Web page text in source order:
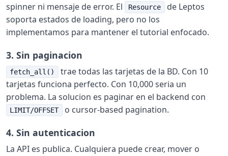
spinner ni mensaje de error. El
Resource
de Leptos
soporta estados de loading, pero no los
implementamos para mantener el tutorial enfocado.
3. Sin paginacion
fetch_all()
trae todas las tarjetas de la BD. Con 10
tarjetas funciona perfecto. Con 10,000 seria un
problema. La solucion es paginar en el backend con
LIMIT/OFFSET o cursor-based pagination.
4. Sin autenticacion
La API es publica. Cualquiera puede crear, mover o